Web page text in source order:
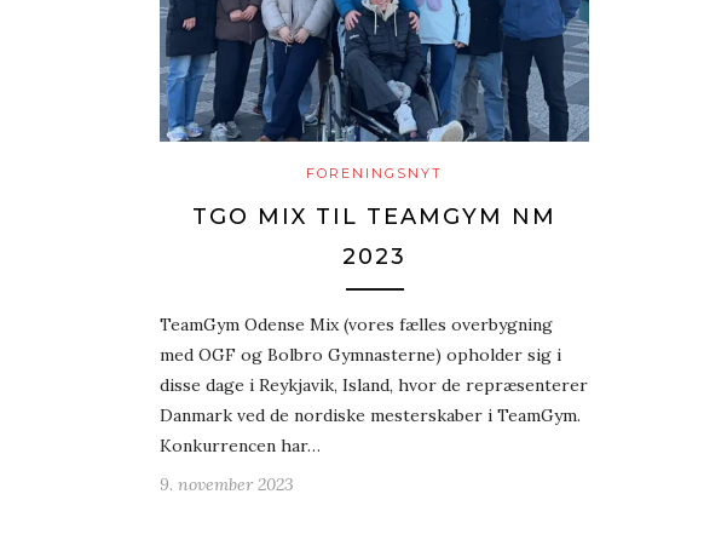
FORENINGSNYT
TGO MIX TIL TEAMGYM NM
2023
TeamGym Odense Mix (vores fælles overbygning
med OGF og Bolbro Gymnasterne) opholder sig i
disse dage i Reykjavik, Island, hvor de repræsenterer
Danmark ved de nordiske mesterskaber i TeamGym.
Konkurrencen har…
9. november 2023